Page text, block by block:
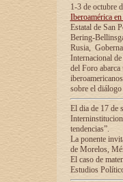
1-3 de octubre
Iberoamérica
Estatal de San
Bering-
Rusia,
Internacional
del Foro
sobre el
El dia de 17 de
tendencias”.
La ponente
de Morelos,
El caso de
Estudios